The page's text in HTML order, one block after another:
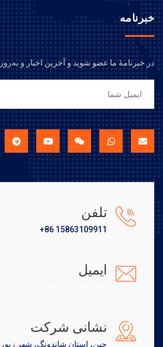
خبرنامه
در خبرنامهٔ ما عضو شوید و آخرین اخبار و
تلفن
+86 15863109911
ایمیل
نشانی شرکت
چین، استان شاندونگ، شهر